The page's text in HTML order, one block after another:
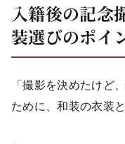
入籍後の記
装選びのポイ
「撮影を決めたけど
ために、和装の衣装